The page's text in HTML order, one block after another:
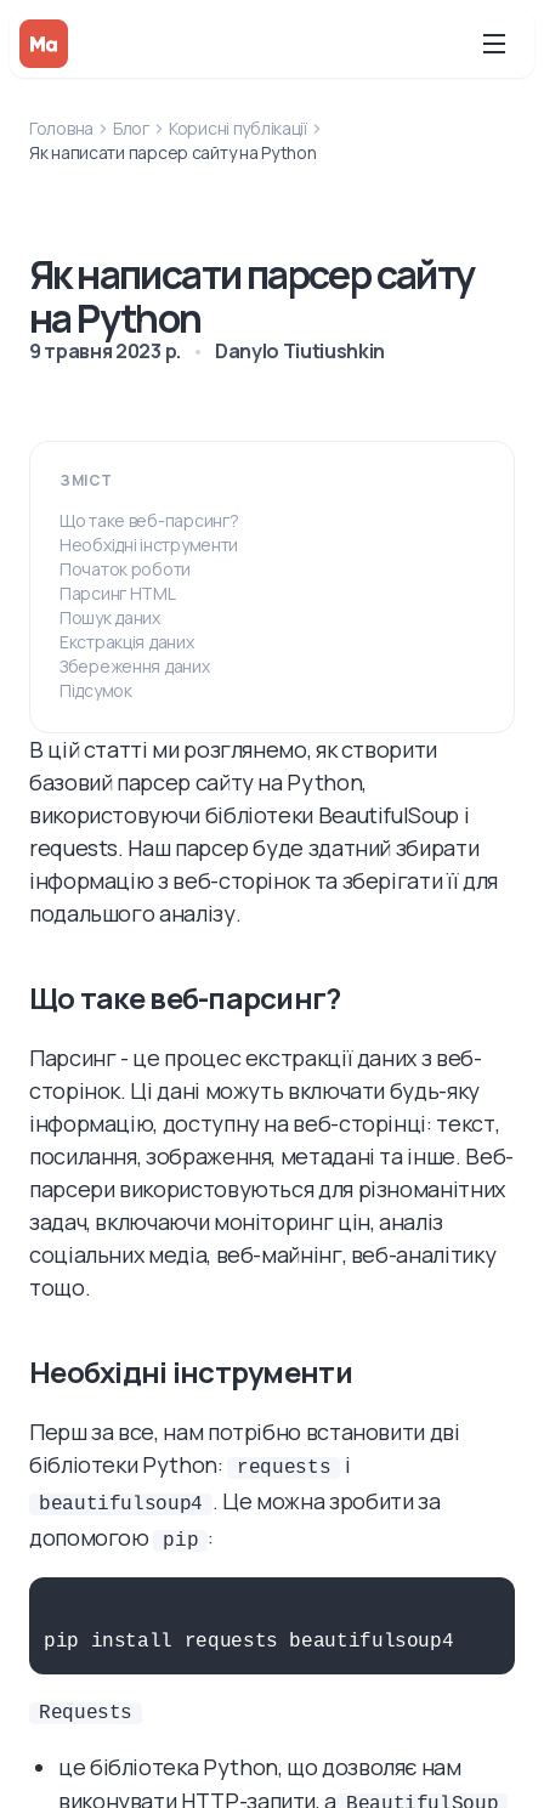
Головна Блог
Корисні публікації
Як написати парсер сайту на Python
Як написати парсер сайту
на Python
9 травня 2023 р. Danylo Tiutiushkin
ЗМІСТ
Що таке веб-парсинг?
Необхідні інструменти
Початок роботи
Парсинг HTML
Пошук даних
Екстракція даних
Збереження даних
Підсумок
В цій статті ми розглянемо, як створити
базовий парсер сайту на Python,
використовуючи бібліотеки BeautifulSoup і
requests. Наш парсер буде здатний збирати
інформацію з веб-сторінок та зберігати її для
подальшого аналізу.
Що таке веб-парсинг?
Парсинг - це процес екстракції даних з веб-
сторінок. Ці дані можуть включати будь-яку
інформацію, доступну на веб-сторінці: текст,
посилання, зображення, метадані та інше. Веб-
парсери використовуються для різноманітних
задач, включаючи моніторинг цін, аналіз
соціальних медіа, веб-майнінг, веб-аналітику
тощо.
Необхідні інструменти
Перш за все, нам потрібно встановити дві
бібліотеки Python:
requests і
beautifulsoup4 . Це можна зробити за
допомогою
pip :
Requests
це бібліотека Python, що дозволяє нам
виконувати HTTP-запити, а